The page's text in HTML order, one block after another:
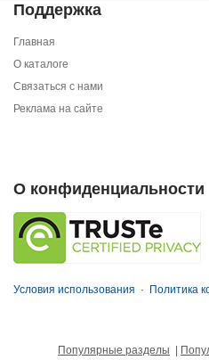
Поддержка
Главная
О каталоге
Связаться с нами
Реклама на сайте
О конфиденциальности
Условия использования · Политика
Популярные разделы |